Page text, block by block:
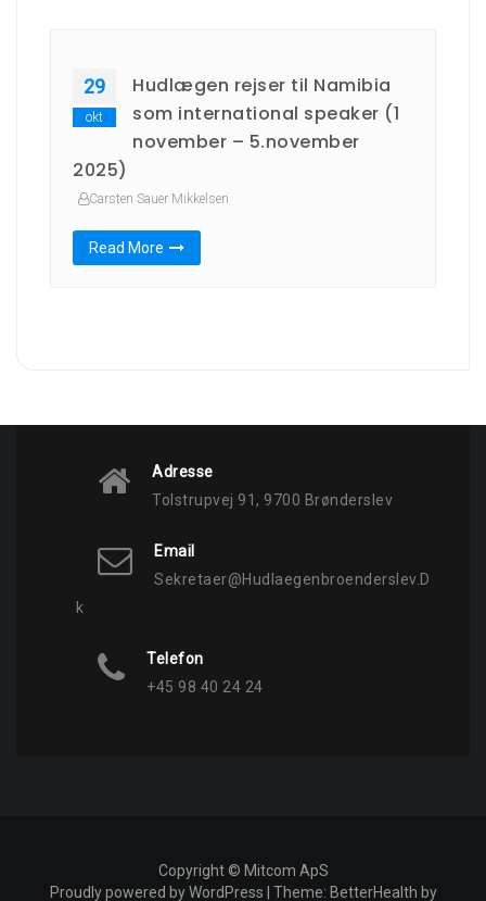
29
okt
Hudlægen rejser til Namibia
som international speaker (1
november – 5.november
2025)
Carsten Sauer Mikkelsen
Read More
Adresse
Tolstrupvej 91, 9700 Brønderslev
Email
Sekretaer@hudlaegenbroenderslev.d
K
Telefon
+45 98 40 24 24
Copyright © Mitcom ApS
Proudly powered by WordPress
Theme: BetterHealth by